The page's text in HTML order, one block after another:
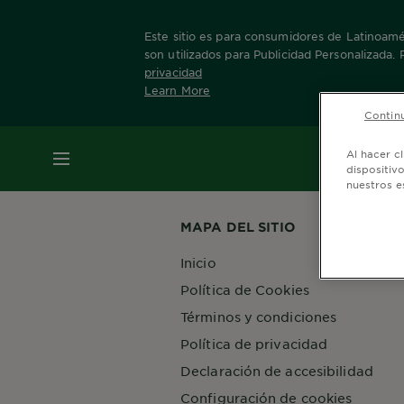
Este sitio es para consumidores de
son utilizados para Publicidad
privacidad
Learn More
MENÚ
Home Nuestras Marcas
MAPA DEL SITIO
Inicio
Política de Cookies
Términos y condiciones
Política de privacidad
Declaración de accesibilidad
Configuración de cookies
Al hacer
nuestros